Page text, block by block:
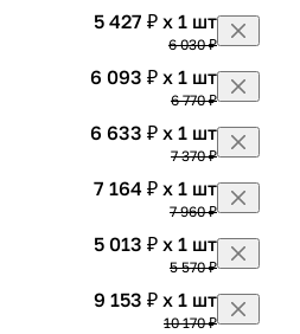
5 427 ₽ x 1 шт
6 030 ₽
6 093 ₽ x 1 шт
6 770 ₽
6 633 ₽ x 1 шт
7 370 ₽
7 164 ₽ x 1 шт
7 960 ₽
5 013 ₽ x 1 шт
5 570 ₽
9 153 ₽ x 1 шт
10 170 ₽